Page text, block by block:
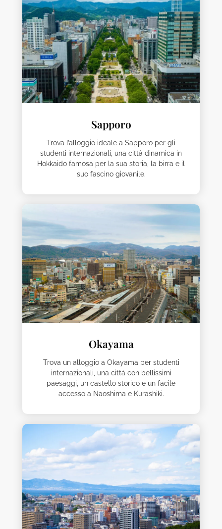
Sapporo
Trova l’alloggio ideale a Sapporo per gli
studenti internazionali, una città dinamica in
Hokkaido famosa per la sua storia, la birra e il
suo fascino giovanile.
Okayama
Trova un alloggio a Okayama per studenti
internazionali, una città con bellissimi
paesaggi, un castello storico e un facile
accesso a Naoshima e Kurashiki.